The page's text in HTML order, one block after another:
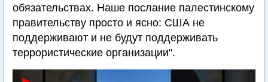
обязательствах. Наше послание палестинскому
правительству просто и ясно: США не
поддерживают и не будут поддерживать
террористические организации".